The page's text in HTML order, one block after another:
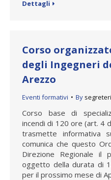
Dettagli
Corso
degli Ingegneri
Arezzo
Eventi formativi By
Corso base di
incendi di 120 ore (art. 4
trasmette informativa
comunica che questo
Direzione Regionale il
oggetto della durata di
per il prossimo mese di